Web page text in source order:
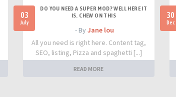
03
July
DO YOU NEED A SUPER MOD? WELL HERE IT
IS. CHEW ON THIS
- By Jane lou
All you need is right here. Content tag,
SEO, listing, Pizza and spaghetti [...]
READ MORE
30
Dec